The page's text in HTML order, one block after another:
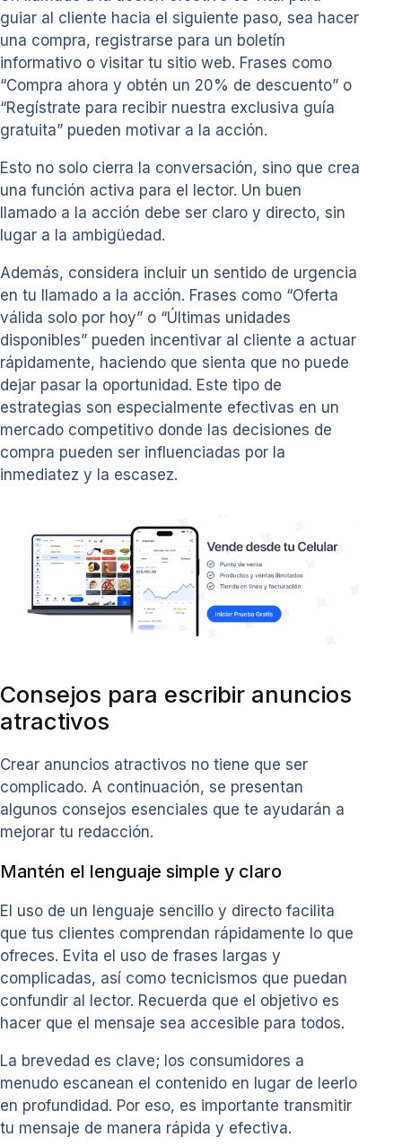
guiar al cliente hacia el siguiente paso, sea hacer
una compra, registrarse para un boletín
informativo o visitar tu sitio web. Frases como
“Compra ahora y obtén un 20% de descuento” o
“Regístrate para recibir nuestra exclusiva guía
gratuita” pueden motivar a la acción.
Esto no solo cierra la conversación, sino que crea
una función activa para el lector. Un buen
llamado a la acción debe ser claro y directo, sin
lugar a la ambigüedad.
Además, considera incluir un sentido de urgencia
en tu llamado a la acción. Frases como “Oferta
válida solo por hoy” o “Últimas unidades
disponibles” pueden incentivar al cliente a actuar
rápidamente, haciendo que sienta que no puede
dejar pasar la oportunidad. Este tipo de
estrategias son especialmente efectivas en un
mercado competitivo donde las decisiones de
compra pueden ser influenciadas por la
inmediatez y la escasez.
Consejos para escribir anuncios
atractivos
Crear anuncios atractivos no tiene que ser
complicado. A continuación, se presentan
algunos consejos esenciales que te ayudarán a
mejorar tu redacción.
Mantén el lenguaje simple y claro
El uso de un lenguaje sencillo y directo facilita
que tus clientes comprendan rápidamente lo que
ofreces. Evita el uso de frases largas y
complicadas, así como tecnicismos que puedan
confundir al lector. Recuerda que el objetivo es
hacer que el mensaje sea accesible para todos.
La brevedad es clave; los consumidores a
menudo escanean el contenido en lugar de leerlo
en profundidad. Por eso, es importante transmitir
tu mensaje de manera rápida y efectiva.